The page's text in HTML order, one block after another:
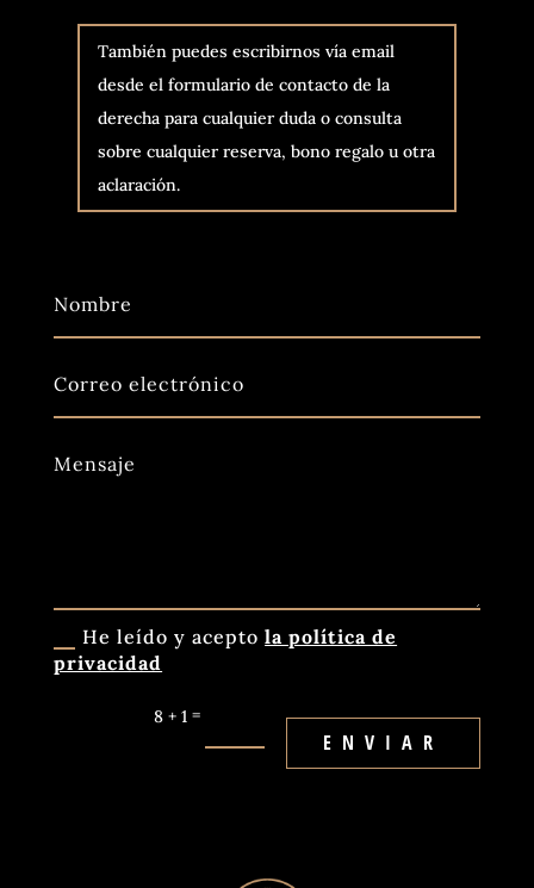
También puedes escribirnos vía email
desde el formulario de contacto de la
derecha para cualquier duda o consulta
sobre cualquier reserva, bono regalo u otra
aclaración.
He leído y aceptola política de
privacidad
8 + 1 =
ENVIAR